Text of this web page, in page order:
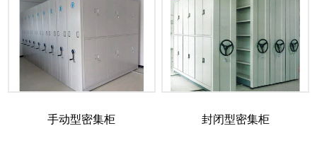
手动型密集柜 封闭型密集柜